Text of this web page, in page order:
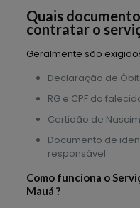
Quais
contratar o
Geralmente são
Declaração de
RG e CPF do
Certidão de
Documento de
responsável.
Como funciona o
Mauá ?